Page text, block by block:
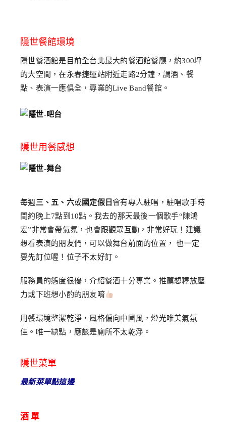
隱世餐館環境
隱世餐酒館是目前全台北最大的餐酒館餐廳，約300坪
的大空間，在永春捷運站附近走路2分鐘，調酒、餐
點、表演一應俱全，專業的Live Band餐館。
隱世用餐感想
每週 三、五、六或國定假日會有專人駐唱，駐唱歌手時
間約晚上7點到10點。我去的那天最後一個歌手“陳鴻
宏”非常會帶氣氛，也會跟觀眾互動，非常好玩！建議
想看表演的朋友們，可以做舞台前面的位置， 也一定
要先訂位喔！位子不太好訂。
服務員的態度很優，介紹餐酒十分專業。推薦想釋放壓
力或下班想小酌的朋友唷
用餐環境整潔乾淨，風格偏向中國風，燈光唯美氣氛
佳。唯一缺點，應該是廁所不太乾淨。
隱世菜單
最新菜單點這邊
酒 單